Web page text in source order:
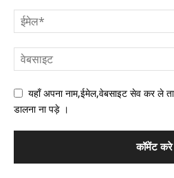
यहाँ अपना नाम,ईमेल,वेबसाइट सेव कर ले
डालना ना पड़े ।